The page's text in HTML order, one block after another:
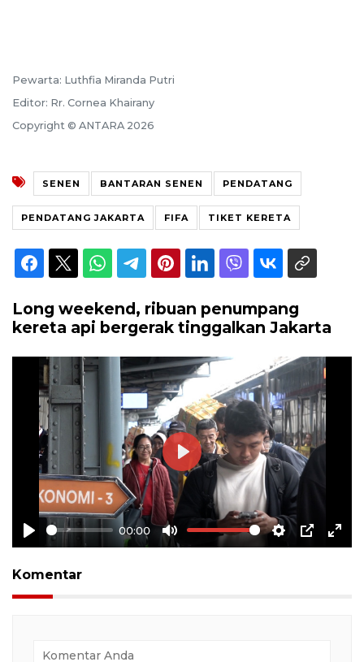
Pewarta: Luthfia Miranda Putri
Editor: Rr. Cornea Khairany
Copyright © ANTARA 2026
SENEN BANTARAN SENEN PENDATANG
PENDATANG JAKARTA FIFA TIKET KERETA
Long weekend, ribuan penumpang
kereta api bergerak tinggalkan Jakarta
Play
00:00
Mute Settings
PIP
Play
Komentar